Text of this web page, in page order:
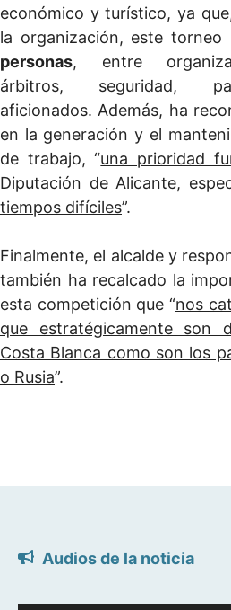
económico y turístico, ya
la organización, este torneo
personas, entre
árbitros, seguridad,
aficionados. Además, ha
en la generación y el
de trabajo, “una prioridad
Diputación de Alicante,
tiempos difíciles”.
Finalmente, el alcalde y
también ha recalcado la
esta competición que “nos
que estratégicamente son
Costa Blanca como son los
o Rusia”.
Audios de la noticia